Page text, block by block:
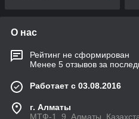
О нас
Рейтинг не сформирован
Менее 5 отзывов за
Работает с 03.08.2016
г. Алматы
МТФ-1, 9, Алматы,